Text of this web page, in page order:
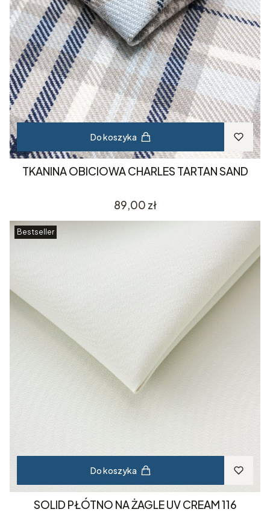
Do koszyka
TKANINA OBICIOWA CHARLES TARTAN SAND
Cena
89,00 zł
Bestseller
Do koszyka
SOLID PŁÓTNO NA ŻAGLE UV CREAM 116